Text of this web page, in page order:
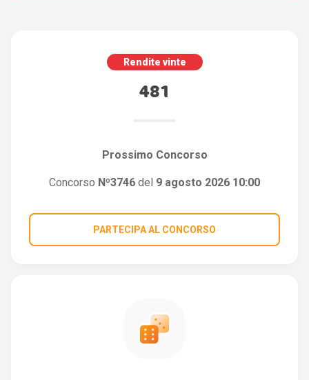
Rendite vinte
481
Prossimo Concorso
Concorso Nº3746 del 9 agosto 2026 10:00
PARTECIPA AL CONCORSO